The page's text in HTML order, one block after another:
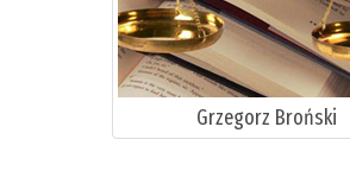
Grzegorz Broński